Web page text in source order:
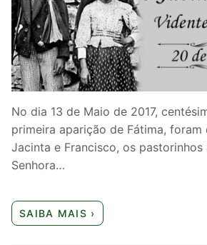
No dia 13 de Maio de 2017,
primeira aparição de Fátima, foram
Jacinta e Francisco, os pastorinhos
Senhora…
SAIBA MAIS ›